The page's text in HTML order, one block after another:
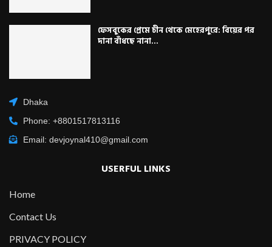
ফেসবুকের প্রেমে চীন থেকে মেহেরপুরে: বিয়ের পর
দানা বাঁধছে নানা...
Dhaka
Phone: +8801517813116
Email: devjoynal410@gmail.com
USERFUL LINKS
Home
Contact Us
PRIVACY POLICY